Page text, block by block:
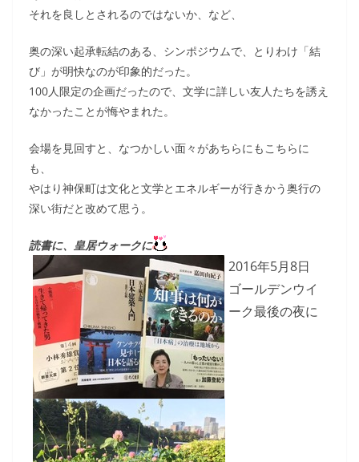
それを良しとされるのではないか、など、
奥の深い起承転結のある、シンポジウムで、とりわけ「結
び」が明快なのが印象的だった。
100人限定の企画だったので、文学に詳しい友人たちを誘え
なかったことが悔やまれた。
会場を見回すと、なつかしい面々があちらにもこちらに
も、
やはり神保町は文化と文学とエネルギーが行きかう奥行の
深い街だと改めて思う。
読書に、皇居ウォークに
2016年5月8日
ゴールデンウイ
ーク最後の夜に